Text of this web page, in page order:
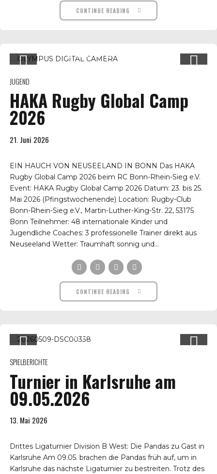
CONTINUE READING
JUGEND
HAKA Rugby Global Camp
2026
21. Juni 2026
EIN HAUCH VON NEUSEELAND IN BONN Das HAKA
Rugby Global Camp 2026 beim RC Bonn-Rhein-Sieg e.V.
Event: HAKA Rugby Global Camp 2026 Datum: 23. bis 25.
Mai 2026 (Pfingstwochenende) Location: Rugby-Club
Bonn-Rhein-Sieg e.V., Martin-Luther-King-Str. 22, 53175
Bonn Teilnehmer: 48 internationale Kinder und
Jugendliche Coaches: 3 professionelle Trainer direkt aus
Neuseeland Wetter: Traumhaft sonnig und...
CONTINUE READING
SPIELBERICHTE
Turnier in Karlsruhe am
09.05.2026
13. Mai 2026
Drittes Ligaturnier Division B West: Die Pandas zu Gast in
Karlsruhe Am 09.05. brachen die Pandas früh auf, um in
Karlsruhe das nächste Ligaturnier zu bestreiten. Trotz des